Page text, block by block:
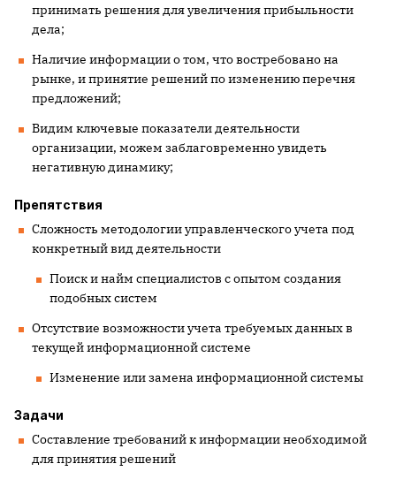
принимать решения для увеличения прибыльности
дела;
Наличие информации о том, что востребовано на
рынке, и принятие решений по изменению перечня
предложений;
Видим ключевые показатели деятельности
организации, можем заблаговременно увидеть
негативную динамику;
Препятствия
Сложность методологии управленческого учета под
конкретный вид деятельности
Поиск и найм специалистов с опытом создания
подобных систем
Отсутствие возможности учета требуемых данных в
текущей информационной системе
Изменение или замена информационной системы
Задачи
Составление требований к информации необходимой
для принятия решений